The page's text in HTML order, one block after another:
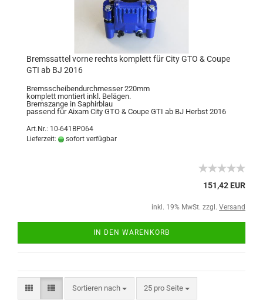
Bremssattel vorne rechts komplett für City GTO & Coupe
GTI ab BJ 2016
Bremsscheibendurchmesser 220mm
komplett montiert inkl. Belägen.
Bremszange in Saphirblau
passend für Aixam City GTO & Coupe GTI ab BJ Herbst 2016
Art.Nr.: 10-641BP064
Lieferzeit:
sofort verfügbar
151,42 EUR
inkl. 19% MwSt. zzgl. Versand
IN DEN WARENKORB
Sortieren nach 25 pro Seite